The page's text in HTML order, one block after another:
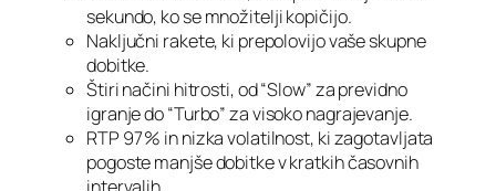
sekundo, ko se množitelji kopičijo.
Naključni rakete, ki prepolovijo vaše skupne
dobitke.
Štiri načini hitrosti, od “Slow” za previdno
igranje do “Turbo” za visoko nagrajevanje.
RTP 97 % in nizka volatilnost, ki zagotavljata
pogoste manjše dobitke v kratkih časovnih